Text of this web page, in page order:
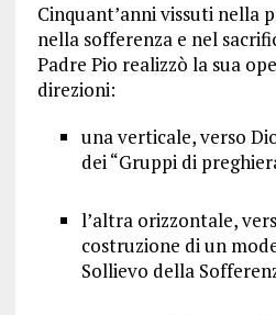
Cinquant’anni vissuti nella
nella sofferenza e nel
Padre Pio realizzò la sua
direzioni:
una verticale, verso
dei “Gruppi di
l’altra orizzontale,
costruzione di un
Sollievo della